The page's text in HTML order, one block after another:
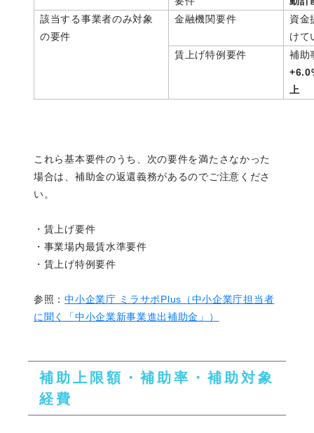
該当する事業者のみ対象
の要件
金融機関要件
資金
けて
賃上げ特例要件
補助
上
これら基本要件のうち、次の要件を満たさなかった
場合は、補助金の返還義務があるのでご注意くださ
い。
・賃上げ要件
・事業場内最賃水準要件
・賃上げ特例要件
参照：中小企業庁 ミラサポPlus（中小企業庁担当者
に聞く「中小企業新事業進出補助金」）
補助上限額・補助率・補助対象
経費